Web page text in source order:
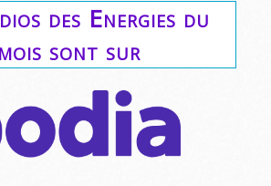
des Energies du
mois sont sur